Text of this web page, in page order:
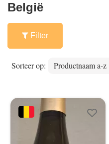
België
Filter
Sorteer op: Productnaam a-z